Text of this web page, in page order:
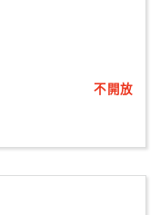
不開放